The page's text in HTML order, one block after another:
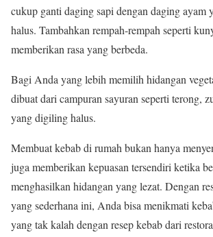
cukup ganti daging sapi dengan daging ayam
halus. Tambahkan rempah-rempah seperti
memberikan rasa yang berbeda.
Bagi Anda yang lebih memilih hidangan
dibuat dari campuran sayuran seperti terong,
yang digiling halus.
Membuat kebab di rumah bukan hanya
juga memberikan kepuasan tersendiri ketika
menghasilkan hidangan yang lezat. Dengan
yang sederhana ini, Anda bisa menikmati
yang tak kalah dengan resep kebab dari